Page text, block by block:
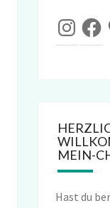
Instagram
MEIN-
Hast du